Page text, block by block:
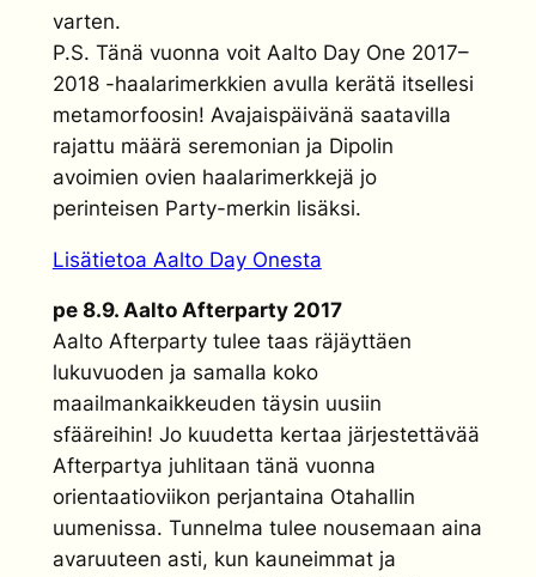
varten.
P.S. Tänä vuonna voit Aalto Day One 2017–
2018 -haalarimerkkien avulla kerätä itsellesi
metamorfoosin! Avajaispäivänä saatavilla
rajattu määrä seremonian ja Dipolin
avoimien ovien haalarimerkkejä jo
perinteisen Party-merkin lisäksi.
Lisätietoa Aalto Day Onesta
pe 8.9. Aalto Afterparty 2017
Aalto Afterparty tulee taas räjäyttäen
lukuvuoden ja samalla koko
maailmankaikkeuden täysin uusiin
sfääreihin! Jo kuudetta kertaa järjestettävää
Afterpartya juhlitaan tänä vuonna
orientaatioviikon perjantaina Otahallin
uumenissa. Tunnelma tulee nousemaan aina
avaruuteen asti, kun kauneimmat ja